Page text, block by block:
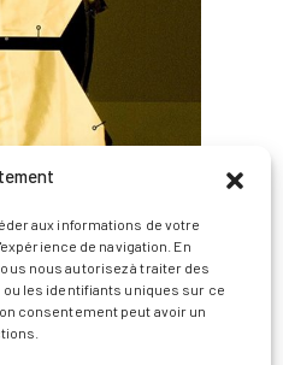
aux informations de votre
de navigation. En
nous autorisez à traiter des
les identifiants uniques sur ce
consentement peut avoir un